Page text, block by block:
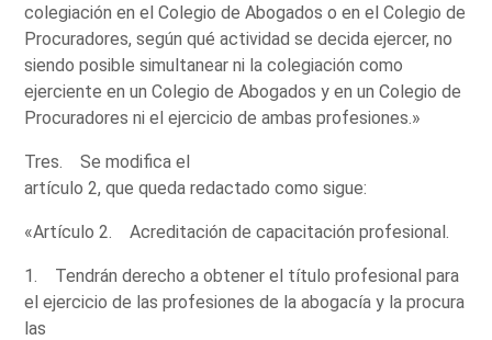
colegiación en el Colegio de Abogados o en el Colegio de
Procuradores, según qué actividad se decida ejercer, no
siendo posible simultanear ni la colegiación como
ejerciente en un Colegio de Abogados y en un Colegio de
Procuradores ni el ejercicio de ambas profesiones.»
Tres. Se modifica el
artículo 2, que queda redactado como sigue:
«Artículo 2. Acreditación de capacitación profesional.
1. Tendrán derecho a obtener el título profesional para
el ejercicio de las profesiones de la abogacía y la procura
las